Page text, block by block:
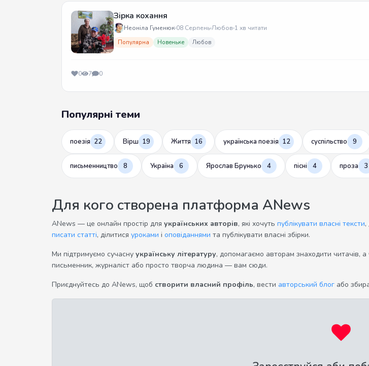
Зірка кохання
Неоніла Гуменюк 08 СерпеньЛюбов 1 хв читати
Популярна Новеньке Любов
0 7 0
Популярні теми
поезія 22 Вірш 19 Життя 16 українська поезія 12 суспільство 9
письменництво 8 Україна 6 Ярослав Брунько 4 пісні 4 проза 3
Для кого створена платформа ANews
ANews — це онлайн простір для українських авторів, які хочуть публікувати власні тексти,
писати статті, ділитися уроками і оповіданнями та публікувати власні збірки.
Ми підтримуємо сучасну українську літературу, допомагаємо авторам знаходити читачів,
письменник, журналіст або просто творча людина — вам сюди.
Приєднуйтесь до ANews, щоб створити власний профіль, вести авторський блог або